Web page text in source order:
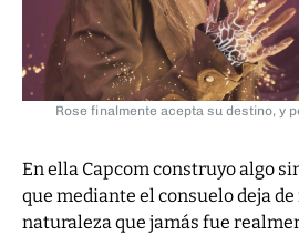
Rose finalmente acepta su destino, y
En ella Capcom construyo algo
que mediante el consuelo deja de
naturaleza que jamás fue